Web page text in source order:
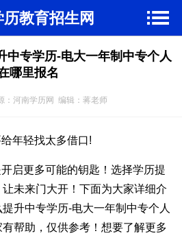
教育招生网
中专学历-电大一年制中专个人
哪里报名
：河南学历网 编辑：蒋老师
年轻找太多借口!
启更多可能的钥匙！选择学历提
未来门大开！下面为大家详细介
升中专学历-电大一年制中专个人
帮助，仅供参考！想要了解更多